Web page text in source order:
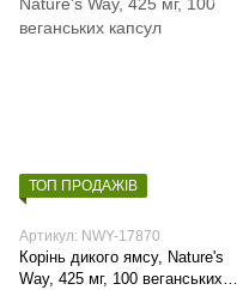
ТОП ПРОДАЖІВ
Артикул: NWY-17870
Корінь дикого ямсу, Nature's
Way, 425 мг, 100 веганських